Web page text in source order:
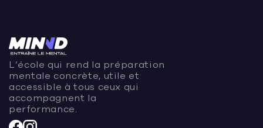
L’école qui rend la préparation
mentale concrète, utile et
accessible à tous ceux qui
accompagnent la
performance.